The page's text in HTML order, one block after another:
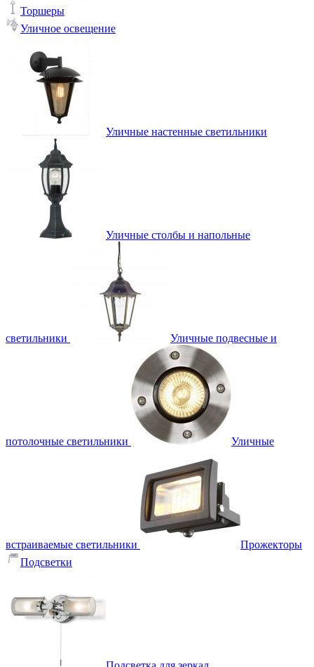
Торшеры
Уличное освещение
Уличные настенные светильники
Уличные столбы и напольные
светильники Уличные подвесные и
потолочные светильники Уличные
встраиваемые светильники
Прожекторы
Подсветки